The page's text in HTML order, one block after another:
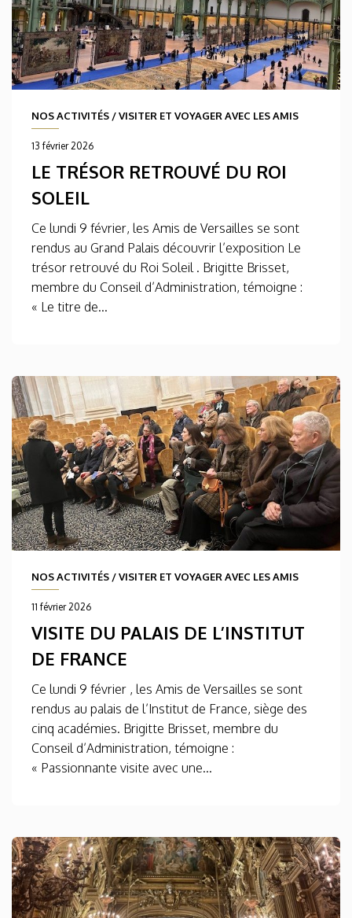
NOS ACTIVITÉS /VISITER ET VOYAGER AVEC LES AMIS
13 février 2026
LE TRÉSOR RETROUVÉ DU ROI
SOLEIL
Ce lundi 9 février, les Amis de Versailles se sont
rendus au Grand Palais découvrir l’exposition Le
trésor retrouvé du Roi Soleil . Brigitte Brisset,
membre du Conseil d’Administration, témoigne :
« Le titre de...
NOS ACTIVITÉS /VISITER ET VOYAGER AVEC LES AMIS
11 février 2026
VISITE DU PALAIS DE L’INSTITUT
DE FRANCE
Ce lundi 9 février , les Amis de Versailles se sont
rendus au palais de l’Institut de France, siège des
cinq académies. Brigitte Brisset, membre du
Conseil d’Administration, témoigne :
« Passionnante visite avec une...